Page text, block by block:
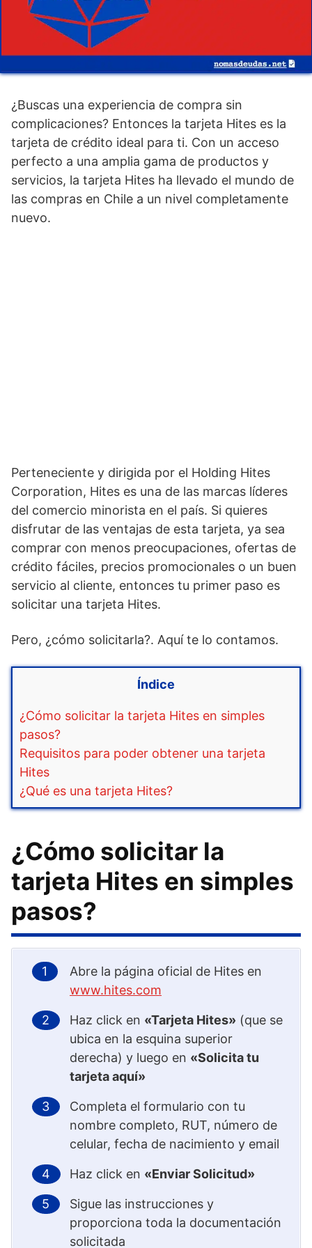
¿Buscas una experiencia de compra sin
complicaciones? Entonces la tarjeta Hites es la
tarjeta de crédito ideal para ti. Con un acceso
perfecto a una amplia gama de productos y
servicios, la tarjeta Hites ha llevado el mundo de
las compras en Chile a un nivel completamente
nuevo.
Perteneciente y dirigida por el Holding Hites
Corporation, Hites es una de las marcas líderes
del comercio minorista en el país. Si quieres
disfrutar de las ventajas de esta tarjeta, ya sea
comprar con menos preocupaciones, ofertas de
crédito fáciles, precios promocionales o un buen
servicio al cliente, entonces tu primer paso es
solicitar una tarjeta Hites.
Pero, ¿cómo solicitarla?. Aquí te lo contamos.
Índice
¿Cómo solicitar la tarjeta Hites en simples
pasos?
Requisitos para poder obtener una tarjeta
Hites
¿Qué es una tarjeta Hites?
¿Cómo solicitar la
tarjeta Hites en simples
pasos?
Abre la página oficial de Hites en
www.hites.com
Haz click en «Tarjeta Hites» (que se
ubica en la esquina superior
derecha) y luego en «Solicita tu
tarjeta aquí»
Completa el formulario con tu
nombre completo, RUT, número de
celular, fecha de nacimiento y email
Haz click en «Enviar Solicitud»
Sigue las instrucciones y
proporciona toda la documentación
solicitada